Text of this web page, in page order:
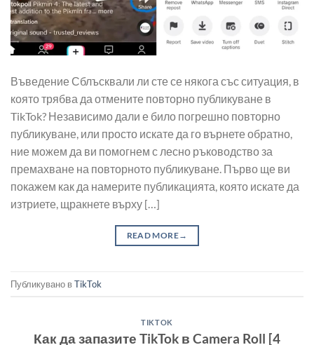
Въведение Сблъсквали ли сте се някога със ситуация, в
която трябва да отмените повторно публикуване в
TikTok? Независимо дали е било погрешно повторно
публикуване, или просто искате да го върнете обратно,
ние можем да ви помогнем с лесно ръководство за
премахване на повторното публикуване. Първо ще ви
покажем как да намерите публикацията, която искате да
изтриете, щракнете върху […]
READ MORE→
Публикувано вTikTok
TIKTOK
Как да запазите TikTok в Camera Roll [4